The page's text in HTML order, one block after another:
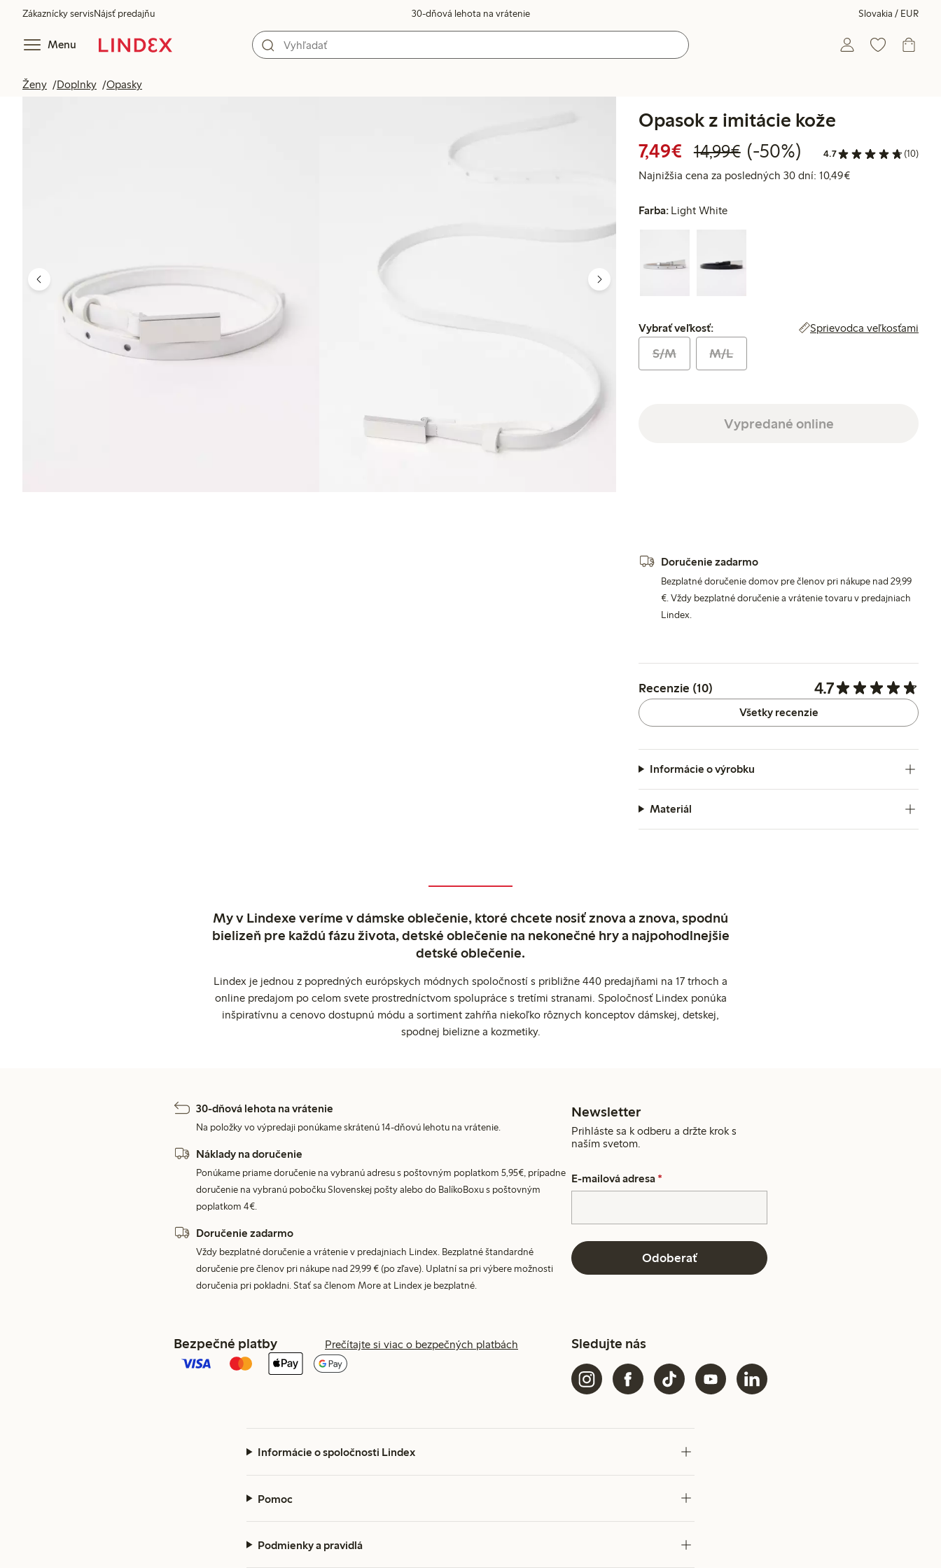
Zákaznícky servisNájsť predajňu 30-dňová lehota na vrátenie Slovakia / EUR
Menu
Ženy Doplnky Opasky
Opasok z imitácie kože
7,49€ Zvýhodnená cena: 7,49 €
14,99€Bežná cena: 14,99 €
50% zľava
(-50%) 4.7 (10)
Najnižšia cena za posledných 30 dní: 10,49€Najnižšia cena za
Farba: Light White
Vybrať veľkosť:
Vybrať veľkosť: Sprievodca veľkosťami
S/M M/L
Vypredané online
Doručenie zadarmo
Bezplatné doručenie domov pre členov pri nákupe nad 29,99
€. Vždy bezplatné doručenie a vrátenie tovaru v predajniach
Lindex.
Recenzie (10) 4.7
Všetky recenzie
Informácie o výrobku
Materiál
My v Lindexe veríme v dámske oblečenie, ktoré chcete nosiť znova a znova, spodnú
bielizeň pre každú fázu života, detské oblečenie na nekonečné hry a najpohodlnejšie
detské oblečenie.
Lindex je jednou z popredných európskych módnych spoločností s približne 440 predajňami na 17 trhoch a
online predajom po celom svete prostredníctvom spolupráce s tretími stranami. Spoločnosť Lindex ponúka
inšpiratívnu a cenovo dostupnú módu a sortiment zahŕňa niekoľko rôznych konceptov dámskej, detskej,
spodnej bielizne a kozmetiky.
30-dňová lehota na vrátenie
Na položky vo výpredaji ponúkame skrátenú 14-dňovú lehotu na vrátenie.
Náklady na doručenie
Ponúkame priame doručenie na vybranú adresu s poštovným poplatkom 5,95€, prípadne
doručenie na vybranú pobočku Slovenskej pošty alebo do BalíkoBoxu s poštovným
poplatkom 4€.
Doručenie zadarmo
Vždy bezplatné doručenie a vrátenie v predajniach Lindex. Bezplatné štandardné
doručenie pre členov pri nákupe nad 29,99 € (po zľave). Uplatní sa pri výbere možnosti
doručenia pri pokladni. Stať sa členom More at Lindex je bezplatné.
Newsletter
Prihláste sa k odberu a držte krok s
naším svetom.
E-mailová adresa *
Odoberať
Bezpečné platby Prečítajte si viac o bezpečných platbách Sledujte nás
Informácie o spoločnosti Lindex
Pomoc
Podmienky a pravidlá